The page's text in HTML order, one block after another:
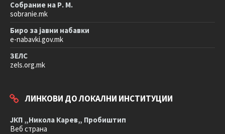
Собрание на Р. М.
sobranie.mk
Биро за јавни набавки
e-nabavki.gov.mk
ЗЕЛС
zels.org.mk
ЛИНКОВИ ДО ЛОКАЛНИ ИНСТИТУЦИИ
ЈКП „Никола Карев„ Пробиштип
Веб страна